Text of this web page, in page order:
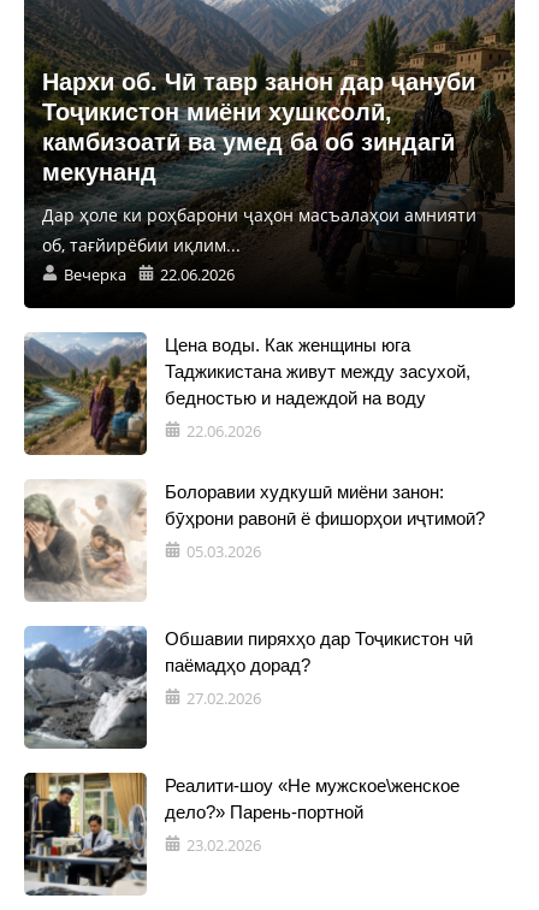
Нархи об. Чӣ тавр занон дар ҷануби
Тоҷикистон миёни хушксолӣ,
камбизоатӣ ва умед ба об зиндагӣ
мекунанд
Дар ҳоле ки роҳбарони ҷаҳон масъалаҳои амнияти
об, тағйирёбии иқлим...
Вечерка 22.06.2026
Цена воды. Как женщины юга
Таджикистана живут между засухой,
бедностью и надеждой на воду
22.06.2026
Болоравии худкушӣ миёни занон:
бӯҳрони равонӣ ё фишорҳои иҷтимоӣ?
05.03.2026
Обшавии пиряхҳо дар Тоҷикистон чӣ
паёмадҳо дорад?
27.02.2026
Реалити-шоу «Не мужское\женское
дело?» Парень-портной
23.02.2026